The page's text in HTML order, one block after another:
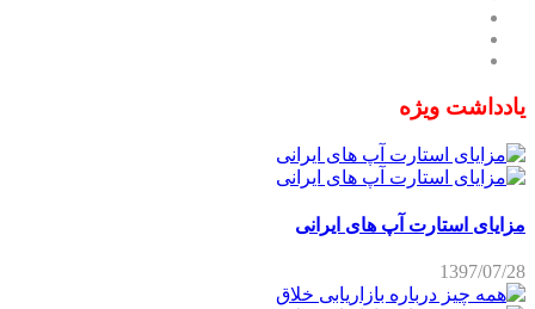
یادداشت ویژه
مزایای استارت آپ های ایرانی
1397/07/28